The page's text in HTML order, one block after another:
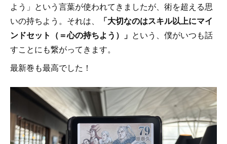
よう」という言葉が使われてきましたが、術を超える思
いの持ちよう。それは、
「大切なのはスキル以上にマイ
ンドセット（＝心の持ちよう）」 という、僕がいつも話
すことにも繋がってきます。
最新巻も最高でした！